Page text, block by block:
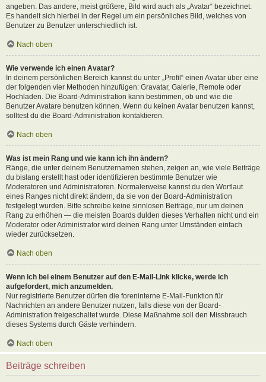
angeben. Das andere, meist größere, Bild wird auch als „Avatar“ bezeichnet.
Es handelt sich hierbei in der Regel um ein persönliches Bild, welches von
Benutzer zu Benutzer unterschiedlich ist.
Nach oben
Wie verwende ich einen Avatar?
In deinem persönlichen Bereich kannst du unter „Profil“ einen Avatar über eine
der folgenden vier Methoden hinzufügen: Gravatar, Galerie, Remote oder
Hochladen. Die Board-Administration kann bestimmen, ob und wie die
Benutzer Avatare benutzen können. Wenn du keinen Avatar benutzen kannst,
solltest du die Board-Administration kontaktieren.
Nach oben
Was ist mein Rang und wie kann ich ihn ändern?
Ränge, die unter deinem Benutzernamen stehen, zeigen an, wie viele Beiträge
du bislang erstellt hast oder identifizieren bestimmte Benutzer wie
Moderatoren und Administratoren. Normalerweise kannst du den Wortlaut
eines Ranges nicht direkt ändern, da sie von der Board-Administration
festgelegt wurden. Bitte schreibe keine sinnlosen Beiträge, nur um deinen
Rang zu erhöhen — die meisten Boards dulden dieses Verhalten nicht und ein
Moderator oder Administrator wird deinen Rang unter Umständen einfach
wieder zurücksetzen.
Nach oben
Wenn ich bei einem Benutzer auf den E-Mail-Link klicke, werde ich
aufgefordert, mich anzumelden.
Nur registrierte Benutzer dürfen die foreninterne E-Mail-Funktion für
Nachrichten an andere Benutzer nutzen, falls diese von der Board-
Administration freigeschaltet wurde. Diese Maßnahme soll den Missbrauch
dieses Systems durch Gäste verhindern.
Nach oben
Beiträge schreiben